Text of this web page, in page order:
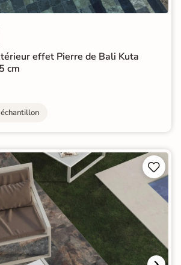
effet Pierre de Bali Kuta
cm

